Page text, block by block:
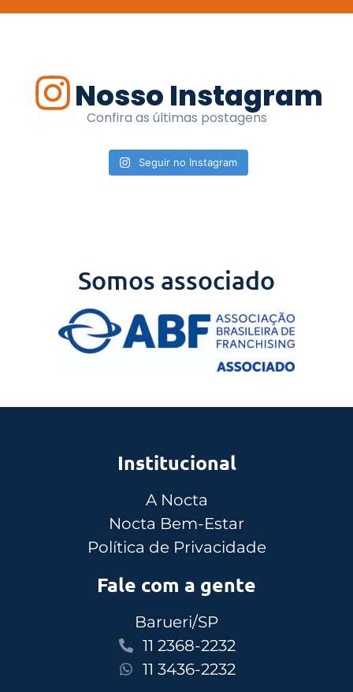
Nosso Instagram
Confira as últimas postagens
Seguir no Instagram
Somos associado
Institucional
A Nocta
Nocta Bem-Estar
Política de Privacidade
Fale com a gente
Barueri/SP
11 2368-2232
11 3436-2232